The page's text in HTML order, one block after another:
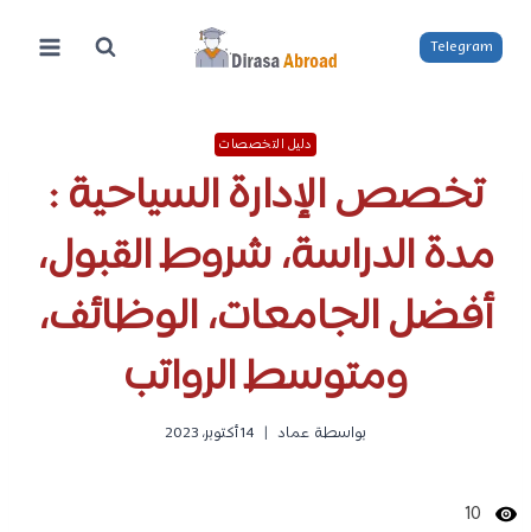
المحتوى
Telegram
دليل التخصصات
تخصص الإدارة السياحية :
مدة الدراسة، شروط القبول،
أفضل الجامعات، الوظائف،
ومتوسط الرواتب
بواسطة عماد 14 أكتوبر، 2023
10